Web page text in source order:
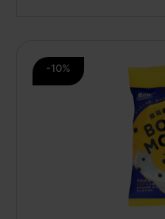
-10%